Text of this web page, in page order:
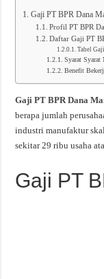
Gaji PT BPR Dana
Profil PT BPR
Daftar Gaji PT
Tabel
Syarat
Benefit
Gaji PT BPR Dana
berapa jumlah
industri manufaktur
sekitar 29 ribu usaha
Gaji PT